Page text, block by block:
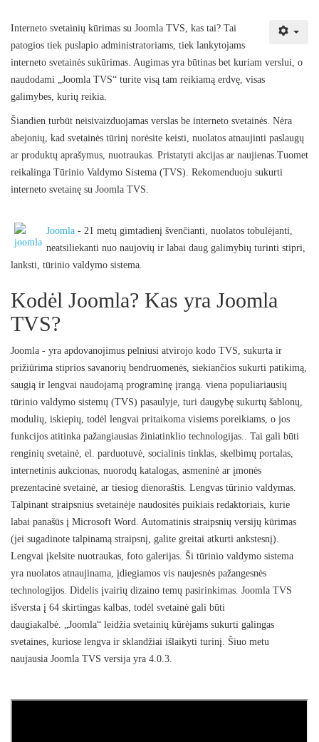
Interneto svetainių kūrimas su Joomla TVS, kas tai? Tai
patogios tiek puslapio administratoriams, tiek lankytojams
interneto svetainės sukūrimas. Augimas yra būtinas bet kuriam verslui, o
naudodami „Joomla TVS“ turite visą tam reikiamą erdvę, visas
galimybes, kurių reikia.
Šiandien turbūt neisivaizduojamas verslas be interneto svetainės. Nėra
abejonių, kad svetainės tūrinį norėsite keisti, nuolatos atnaujinti paslaugų
ar produktų aprašymus, nuotraukas. Pristatyti akcijas ar naujienas.Tuomet
reikalinga Tūrinio Valdymo Sistema (TVS). Rekomenduoju sukurti
interneto svetainę su Joomla TVS.
Joomla - 21 metų gimtadienį švenčianti, nuolatos tobulėjanti,
neatsiliekanti nuo naujovių ir labai daug galimybių turinti stipri,
lanksti, tūrinio valdymo sistema.
Kodėl Joomla? Kas yra Joomla
TVS?
Joomla - yra apdovanojimus pelniusi atvirojo kodo TVS, sukurta ir
prižiūrima stiprios savanorių bendruomenės, siekiančios sukurti patikimą,
saugią ir lengvai naudojamą programinę įrangą. viena populiariausių
tūrinio valdymo sistemų (TVS) pasaulyje, turi daugybę sukurtų šablonų,
modulių, iskiepių, todėl lengvai pritaikoma visiems poreikiams, o jos
funkcijos atitinka pažangiausias žiniatinklio technologijas.. Tai gali būti
renginių svetainė, el. parduotuvė, socialinis tinklas, skelbimų portalas,
internetinis aukcionas, nuorodų katalogas, asmeninė ar įmonės
prezentacinė svetainė, ar tiesiog dienoraštis. Lengvas tūrinio valdymas.
Talpinant straipsnius svetainėje naudositės puikiais redaktoriais, kurie
labai panašūs į Microsoft Word. Automatinis straipsnių versijų kūrimas
(jei sugadinote talpinamą straipsnį, galite greitai atkurti ankstesnį).
Lengvai įkelsite nuotraukas, foto galerijas. Ši tūrinio valdymo sistema
yra nuolatos atnaujinama, įdiegiamos vis naujesnės pažangesnės
technologijos. Didelis įvairių dizaino temų pasirinkimas. Joomla TVS
išversta į 64 skirtingas kalbas, todėl svetainė gali būti
daugiakalbė. „Joomla“ leidžia svetainių kūrėjams sukurti galingas
svetaines, kuriose lengva ir sklandžiai išlaikyti turinį. Šiuo metu
naujausia Joomla TVS versija yra 4.0.3.